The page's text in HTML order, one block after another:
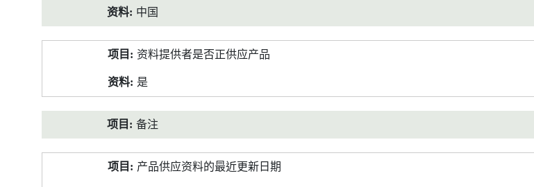
中国
资料提供者是否正供应产品
是
备注
产品供应资料的最近更新日期